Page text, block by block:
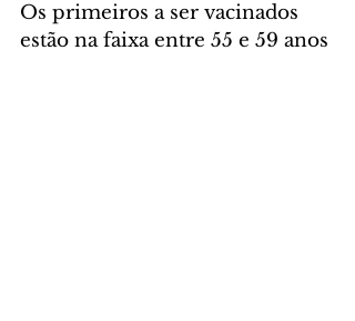
Os primeiros a ser vacinados
estão na faixa entre 55 e 59 anos